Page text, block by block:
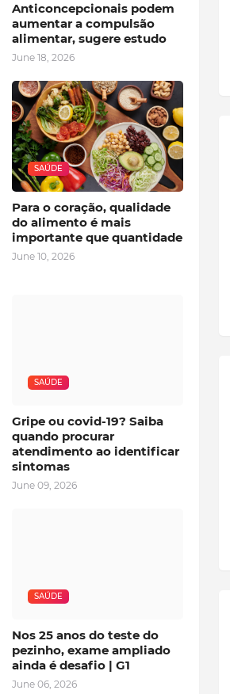
Anticoncepcionais podem
aumentar a compulsão
alimentar, sugere estudo
June 18, 2026
SAÚDE
Para o coração, qualidade
do alimento é mais
importante que quantidade
June 10, 2026
SAÚDE
Gripe ou covid-19? Saiba
quando procurar
atendimento ao identificar
sintomas
June 09, 2026
SAÚDE
Nos 25 anos do teste do
pezinho, exame ampliado
ainda é desafio | G1
June 06, 2026